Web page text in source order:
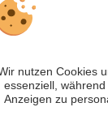
, wobei die
angekommen,
gleich dem